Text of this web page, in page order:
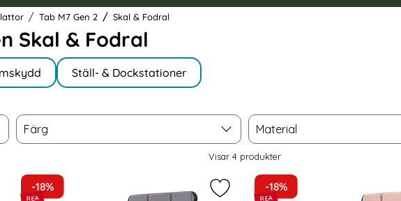
Tab M7 Gen 2 Skal & Fodral
Skal & Fodral
Ställ- & Dockstationer
Färg
Färg
Material
Material
Visar 4 produkter
lenovo Tab M7 - Slimfit Tri-Fold Fodral - Svart som favorit
-18%
Markera lenovo Tab M7 - Slimfit
-18%